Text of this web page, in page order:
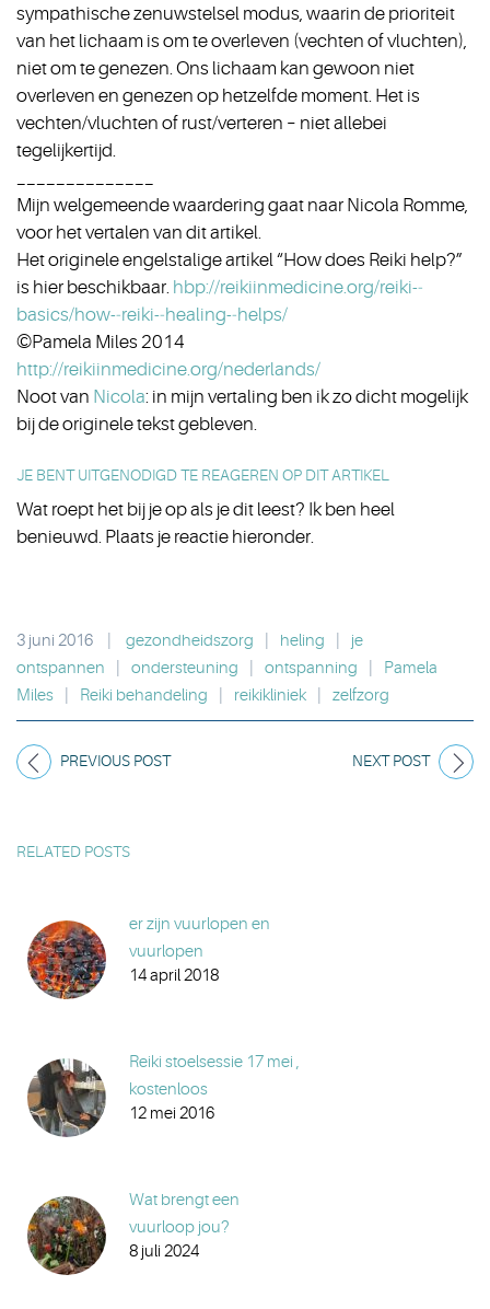
sympathische zenuwstelsel modus, waarin de prioriteit
van het lichaam is om te overleven (vechten of vluchten),
niet om te genezen. Ons lichaam kan gewoon niet
overleven en genezen op hetzelfde moment. Het is
vechten/vluchten of rust/verteren – niet allebei
tegelijkertijd.
Mijn welgemeende waardering gaat naar Nicola Romme,
voor het vertalen van dit artikel.
Het originele engelstalige artikel “How does Reiki help?”
is hier beschikbaar. hbp://reikiinmedicine.org/reiki-­‐
basics/how-­‐reiki-­‐healing-­‐helps/
©Pamela Miles 2014
http://reikiinmedicine.org/nederlands/
Noot van Nicola: in mijn vertaling ben ik zo dicht mogelijk
bij de originele tekst gebleven.
JE BENT UITGENODIGD TE REAGEREN OP DIT ARTIKEL
Wat roept het bij je op als je dit leest? Ik ben heel
benieuwd. Plaats je reactie hieronder.
3 juni 2016 gezondheidszorg heling
je
ontspannen
ondersteuning ontspanning
Pamela
Miles
Reiki behandeling reikikliniek zelfzorg
PREVIOUS POST NEXT POST
RELATED POSTS
er zijn vuurlopen en
vuurlopen
14 april 2018
Reiki stoelsessie 17 mei ,
kostenloos
12 mei 2016
Wat brengt een
vuurloop jou?
8 juli 2024